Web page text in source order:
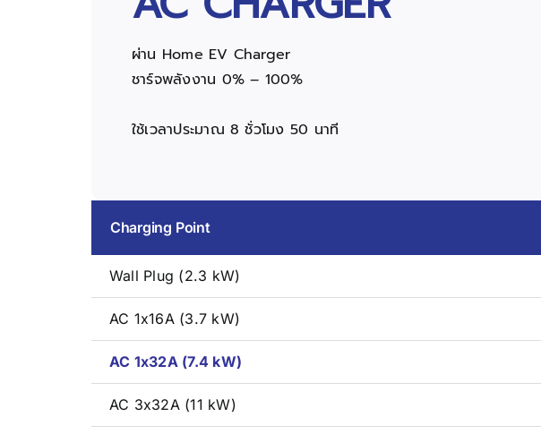
ผ่าน Home EV Charger
ชาร์จพลังงาน 0% – 100%
ใช้เวลาประมาณ 8 ชั่วโมง 50 นาที
Charging Point
Wall Plug (2.3 kW)
AC 1x16A (3.7 kW)
AC 1x32A (7.4 kW)
AC 3x32A (11 kW)